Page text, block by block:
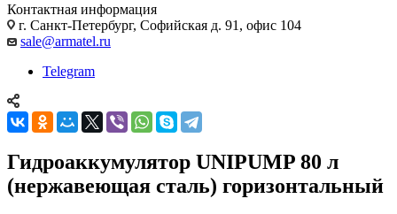
Контактная информация
г. Санкт-Петербург, Софийская д. 91, офис 104
sale@armatel.ru
Telegram
Гидроаккумулятор UNIPUMP 80 л
(нержавеющая сталь) горизонтальный